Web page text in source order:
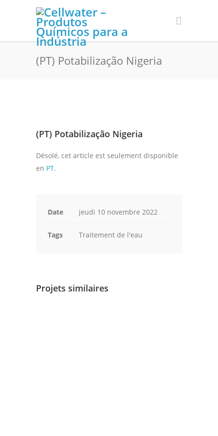
(PT) Potabilização Nigeria
(PT) Potabilização Nigeria
Désolé, cet article est seulement disponible
en PT.
Date jeudi 10 novembre 2022
Tags Traitement de l'eau
Projets similaires